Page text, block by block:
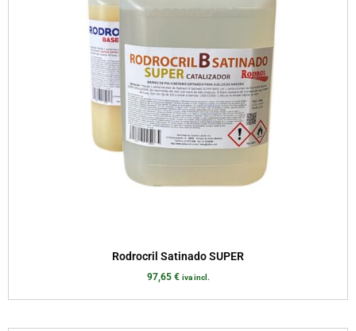
Rodrocril Satinado SUPER
97,65 € iva incl.